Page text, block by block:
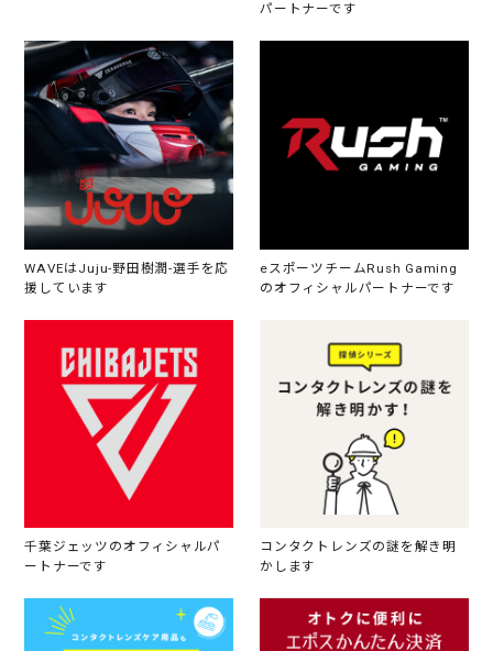
パートナーです
WAVEはJuju-野田樹潤-選手を応
援しています
eスポーツチームRush Gaming
のオフィシャルパートナーです
千葉ジェッツのオフィシャルパ
ートナーです
コンタクトレンズの謎を解き明
かします